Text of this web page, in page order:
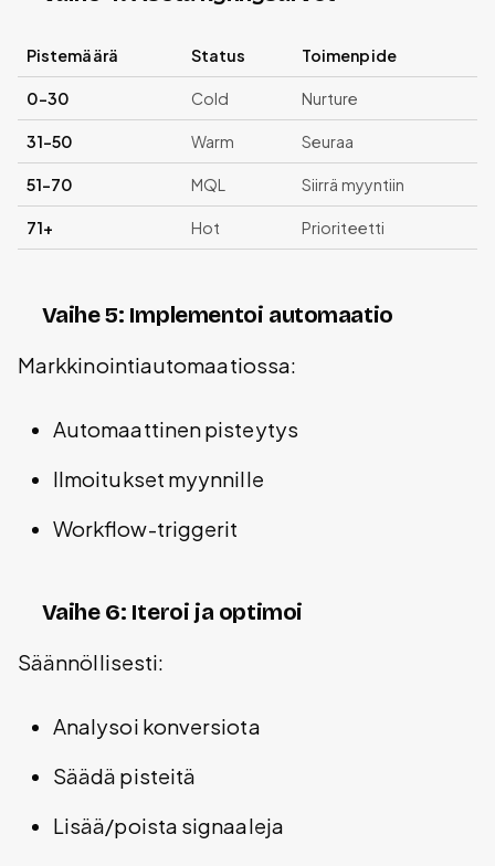
Pistemäärä Status Toimenpide
0-30 Cold Nurture
31-50 Warm Seuraa
51-70 MQL Siirrä myyntiin
71+ Hot Prioriteetti
Vaihe 5: Implementoi automaatio
Markkinointiautomaatiossa:
Automaattinen pisteytys
Ilmoitukset myynnille
Workflow-triggerit
Vaihe 6: Iteroi ja optimoi
Säännöllisesti:
Analysoi konversiota
Säädä pisteitä
Lisää/poista signaaleja